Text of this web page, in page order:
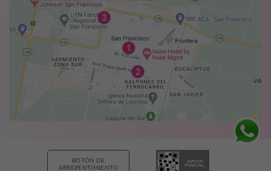
BOTÓN DE
ARREPENTIMIENTO